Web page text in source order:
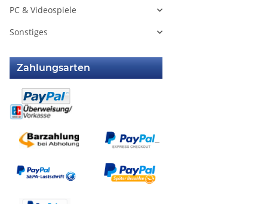
PC & Videospiele
Sonstiges
Zahlungsarten